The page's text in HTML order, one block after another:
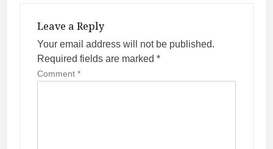
Leave a Reply
Your email address will not be published.
Required fields are marked *
Comment *